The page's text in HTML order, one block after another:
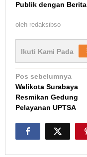
Publik dengan
oleh redaksibso
Ikuti Kami Pada
Navigasi
pos
Pos sebelumnya
Walikota Surabaya
Resmikan Gedung
Pelayanan UPTSA